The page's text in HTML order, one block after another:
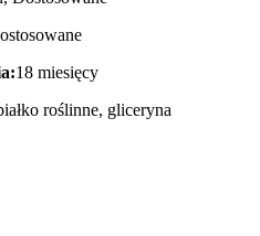
18 miesięcy
roślinne, gliceryna